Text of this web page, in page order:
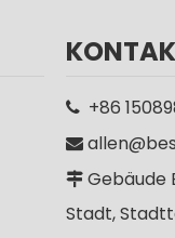
 +86

 Gebäude
Stadt,